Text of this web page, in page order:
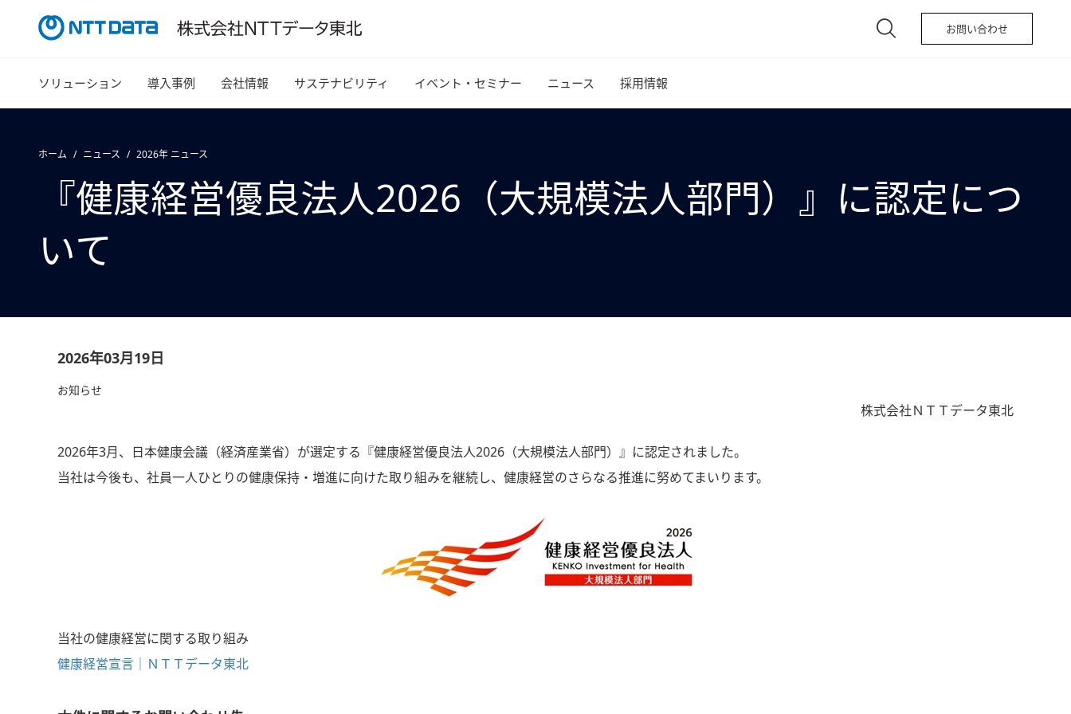
お問い合わせ
ソリューション 導入事例 会社情報 サステナビリティ イベント・セミナー ニュース 採用情報
ホーム ニュース 2026年 ニュース
『健康経営優良法人2026（大規模法人部門）』に認定につ
いて
2026年03月19日
お知らせ
株式会社ＮＴＴデータ東北
2026年3月、日本健康会議（経済産業省）が選定する『健康経営優良法人2026（大規模法人部門）』に認定されました。
当社は今後も、社員一人ひとりの健康保持・増進に向けた取り組みを継続し、健康経営のさらなる推進に努めてまいります。
当社の健康経営に関する取り組み
健康経営宣言｜ＮＴＴデータ東北